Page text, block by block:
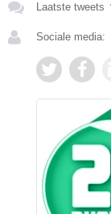
Laatste tweets
Sociale media: